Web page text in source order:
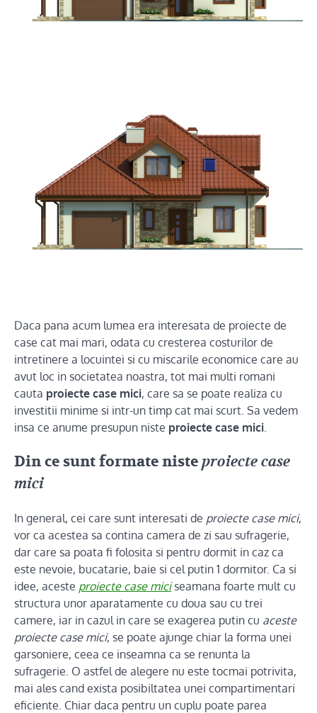
Daca pana acum lumea era interesata de proiecte de
case cat mai mari, odata cu cresterea costurilor de
intretinere a locuintei si cu miscarile economice care au
avut loc in societatea noastra, tot mai multi romani
cauta proiecte case mici, care sa se poate realiza cu
investitii minime si intr-un timp cat mai scurt. Sa vedem
insa ce anume presupun niste proiecte case mici
Din ce sunt formate nisteproiecte case
mici
In general, cei care sunt interesati de proiecte case mici,
vor ca acestea sa contina camera de zi sau sufragerie,
dar care sa poata fi folosita si pentru dormit in caz ca
este nevoie, bucatarie, baie si cel putin 1 dormitor. Ca si
idee, aceste proiecte case miciseamana foarte mult cu
structura unor aparatamente cu doua sau cu trei
camere, iar in cazul in care se exagerea putin cu aceste
proiecte case mici, se poate ajunge chiar la forma unei
garsoniere, ceea ce inseamna ca se renunta la
sufragerie. O astfel de alegere nu este tocmai potrivita,
mai ales cand exista posibiltatea unei compartimentari
eficiente. Chiar daca pentru un cuplu poate parea